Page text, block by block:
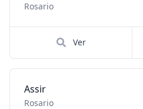
Rosario
Ver
Assir
Rosario